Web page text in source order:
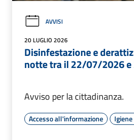
AVVISI
20 LUGLIO 2026
Disinfestazione e
notte tra il 22/07/2026
Avviso per la cittadinanza.
Accesso all'informazione